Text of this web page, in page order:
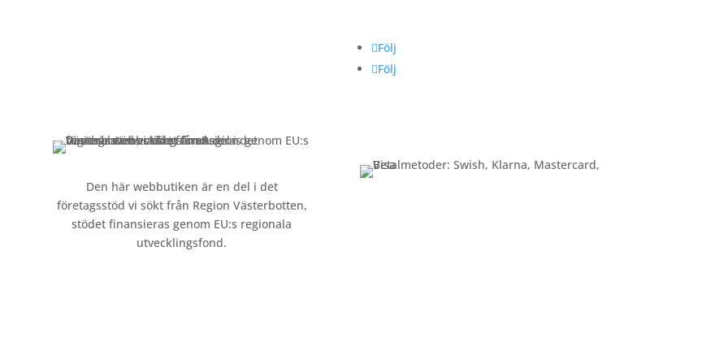
Den här webbutiken är en del i det
företagsstöd vi sökt från Region Västerbotten,
stödet finansieras genom EU:s regionala
utvecklingsfond.
Följ
Följ